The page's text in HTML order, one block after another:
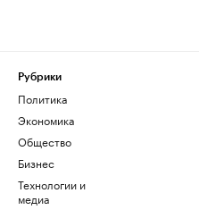
Рубрики
Политика
Экономика
Общество
Бизнес
Технологии и
медиа